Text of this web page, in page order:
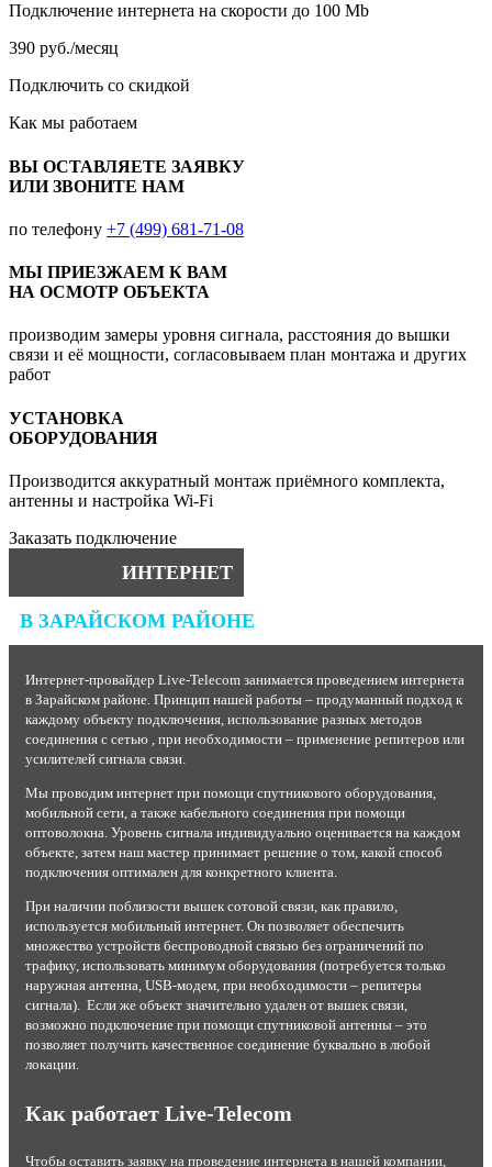
Подключение интернета на скорости до 100 Mb
390 руб./месяц
Подключить со скидкой
Как мы работаем
ВЫ ОСТАВЛЯЕТЕ ЗАЯВКУ
ИЛИ ЗВОНИТЕ НАМ
по телефону +7 (499) 681-71-08
МЫ ПРИЕЗЖАЕМ К ВАМ
НА ОСМОТР ОБЪЕКТА
производим замеры уровня сигнала, расстояния до вышки
связи и её мощности, согласовываем план монтажа и других
работ
УСТАНОВКА
ОБОРУДОВАНИЯ
Производится аккуратный монтаж приёмного комплекта,
антенны и настройка Wi-Fi
Заказать подключение
ИНТЕРНЕТ
В ЗАРАЙСКОМ РАЙОНЕ
Интернет-провайдер Live-Telecom занимается проведением интернета
в Зарайском районе. Принцип нашей работы – продуманный подход к
каждому объекту подключения, использование разных методов
соединения с сетью , при необходимости – применение репитеров или
усилителей сигнала связи.
Мы проводим интернет при помощи спутникового оборудования,
мобильной сети, а также кабельного соединения при помощи
оптоволокна. Уровень сигнала индивидуально оценивается на каждом
объекте, затем наш мастер принимает решение о том, какой способ
подключения оптимален для конкретного клиента.
При наличии поблизости вышек сотовой связи, как правило,
используется мобильный интернет. Он позволяет обеспечить
множество устройств беспроводной связью без ограничений по
трафику, использовать минимум оборудования (потребуется только
наружная антенна, USB-модем, при необходимости – репитеры
сигнала). Если же объект значительно удален от вышек связи,
возможно подключение при помощи спутниковой антенны – это
позволяет получить качественное соединение буквально в любой
локации.
Как работает Live-Telecom
Чтобы оставить заявку на проведение интернета в нашей компании,